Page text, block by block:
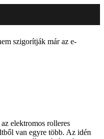
szigorítják már az e-
elektromos rolleres
van egyre több. Az idén